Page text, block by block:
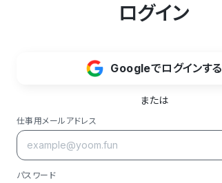
ログイン
Googleでログインする
または
仕事用メールアドレス
パスワード